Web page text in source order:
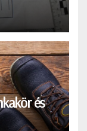
és